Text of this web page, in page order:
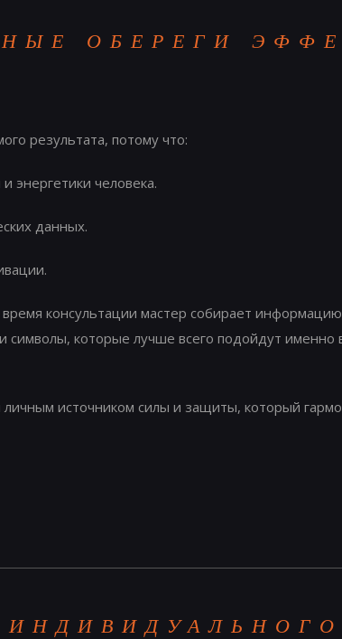
ОБЕРЕГИ
результата, потому что:
энергетики человека.
данных.
консультации мастер собирает
которые лучше всего подойдут именно
источником силы и защиты, который